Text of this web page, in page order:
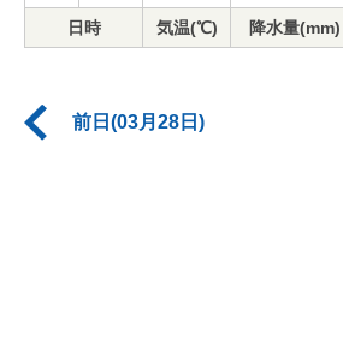
日時 気温(℃) 降水量(mm)
前日(03月28日)